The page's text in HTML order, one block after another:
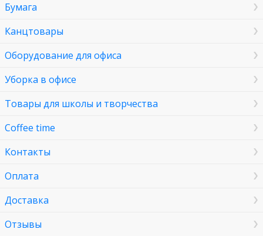
Бумага
Канцтовары
Оборудование для офиса
Уборка в офисе
Товары для школы и творчества
Coffee time
Контакты
Оплата
Доставка
Отзывы